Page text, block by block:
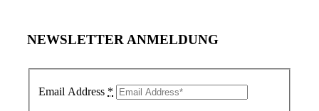
NEWSLETTER ANMELDUNG
Email Address *